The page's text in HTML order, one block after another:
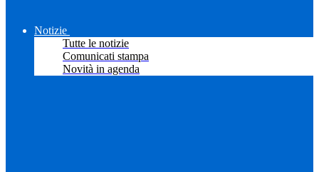
Notizie
Tutte le notizie
Comunicati stampa
Novità in agenda